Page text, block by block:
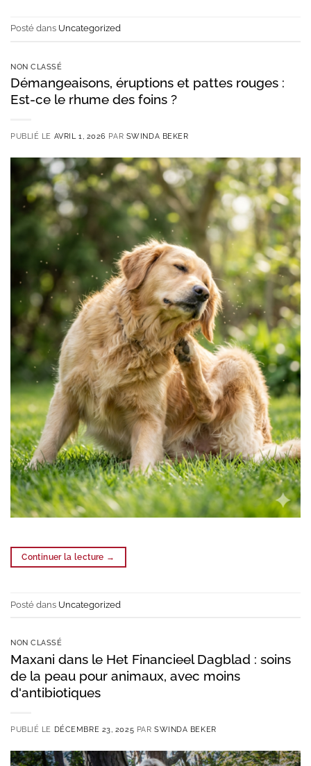
Posté dans Uncategorized
NON CLASSÉ
Démangeaisons, éruptions et pattes rouges :
Est-ce le rhume des foins ?
PUBLIÉ LE AVRIL 1, 2026 PAR SWINDA BEKER
Continuer la lecture →
Posté dans Uncategorized
NON CLASSÉ
Maxani dans le Het Financieel Dagblad : soins
de la peau pour animaux, avec moins
d'antibiotiques
PUBLIÉ LE DÉCEMBRE 23, 2025 PAR SWINDA BEKER